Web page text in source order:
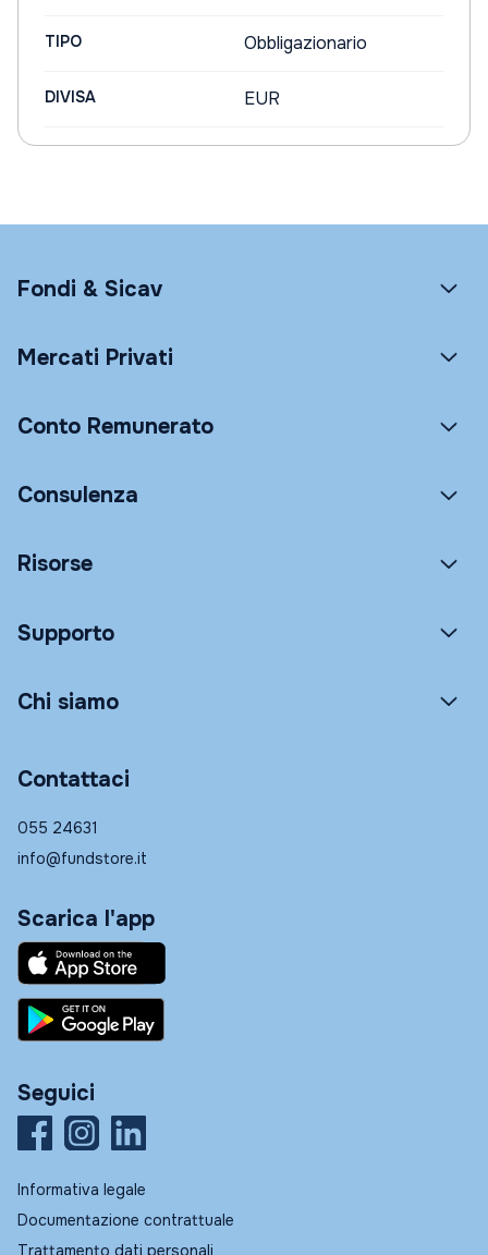
TIPO Obbligazionario
DIVISA EUR
Fondi & Sicav
Mercati Privati
Conto Remunerato
Consulenza
Risorse
Supporto
Chi siamo
Contattaci
055 24631
info@fundstore.it
Scarica l'app
Seguici
Informativa legale
Documentazione contrattuale
Trattamento dati personali